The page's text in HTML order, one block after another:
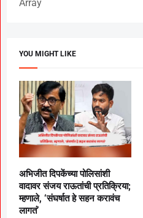
Array
YOU MIGHT LIKE
अभिजीत दिपकेंच्या पोलिसांशी
वादावर संजय राऊतांची प्रतिक्रिया;
म्हणाले, ‘संघर्षात हे सहन करावंच
लागतं’